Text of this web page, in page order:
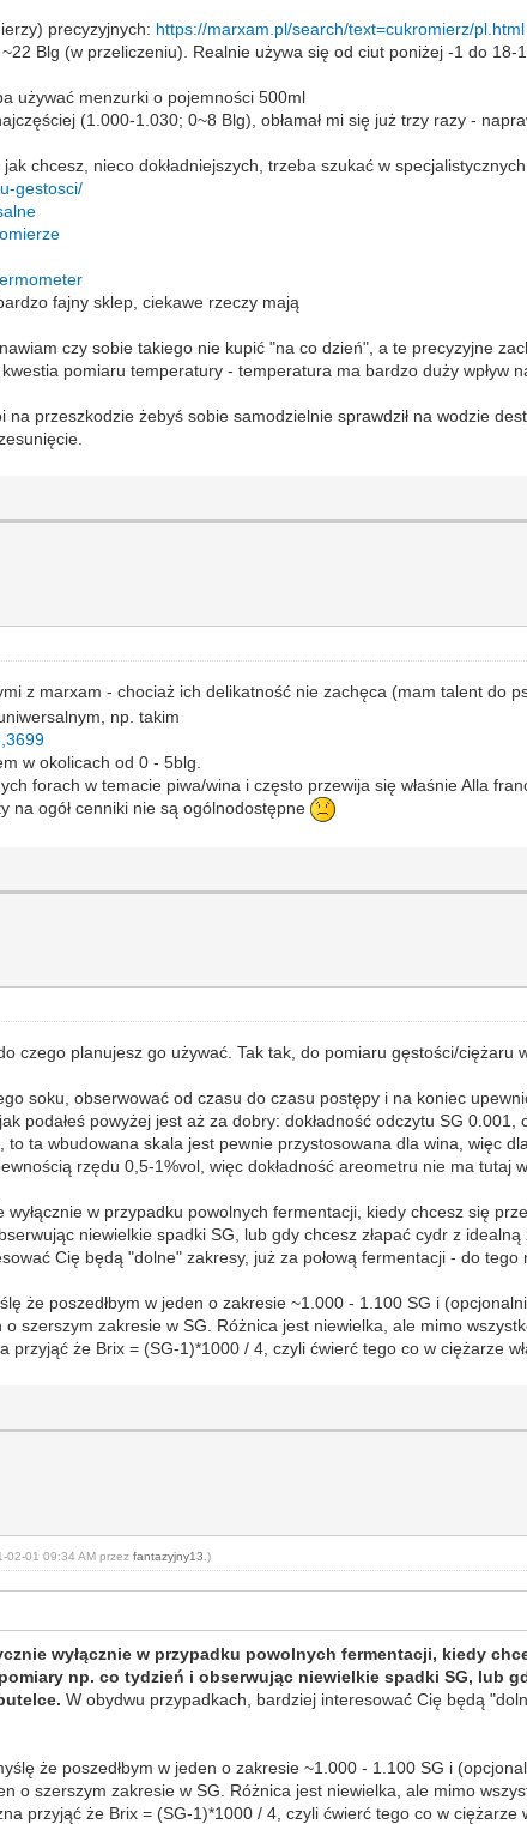
precyzyjnych: https://marxam.pl/search/text=cukromierz/pl.html
Blg (w przeliczeniu). Realnie używa się od ciut poniżej -1 do 18-
używać menzurki o pojemności 500ml
(1.000-1.030; 0~8 Blg), obłamał mi się już trzy razy -
chcesz, nieco dokładniejszych, trzeba szukać w
gestosci/
fajny sklep, ciekawe rzeczy mają
czy sobie takiego nie kupić "na co dzień", a te precyzyjne
pomiaru temperatury - temperatura ma bardzo duży wpływ
na przeszkodzie żebyś sobie samodzielnie sprawdził na wodzie
z marxam - chociaż ich delikatność nie zachęca (mam talent do
np. takim
w okolicach od 0 - 5blg.
forach w temacie piwa/wina i często przewija się właśnie Alla
na ogół cenniki nie są ogólnodostępne
czego planujesz go używać. Tak tak, do pomiaru gęstości/ciężaru
soku, obserwować od czasu do czasu postępy i na koniec
podałeś powyżej jest aż za dobry: dokładność odczytu SG
ta wbudowana skala jest pewnie przystosowana dla wina, więc
rzędu 0,5-1%vol, więc dokładność areometru nie ma tutaj
wyłącznie w przypadku powolnych fermentacji, kiedy chcesz się
niewielkie spadki SG, lub gdy chcesz złapać cydr z
Cię będą "dolne" zakresy, już za połową fermentacji - do
że poszedłbym w jeden o zakresie ~1.000 - 1.100 SG i
szerszym zakresie w SG. Różnica jest niewielka, ale mimo
że Brix = (SG-1)*1000 / 4, czyli ćwierć tego co w ciężarze
02-01 09:34 AM przezfantazyjny13 .)
wyłącznie w przypadku powolnych fermentacji, kiedy
np. co tydzień i obserwując niewielkie spadki SG, lub
W obydwu przypadkach, bardziej interesować Cię będą
że poszedłbym w jeden o zakresie ~1.000 - 1.100 SG i
o szerszym zakresie w SG. Różnica jest niewielka, ale mimo
przyjąć że Brix = (SG-1)*1000 / 4, czyli ćwierć tego co w ciężarze